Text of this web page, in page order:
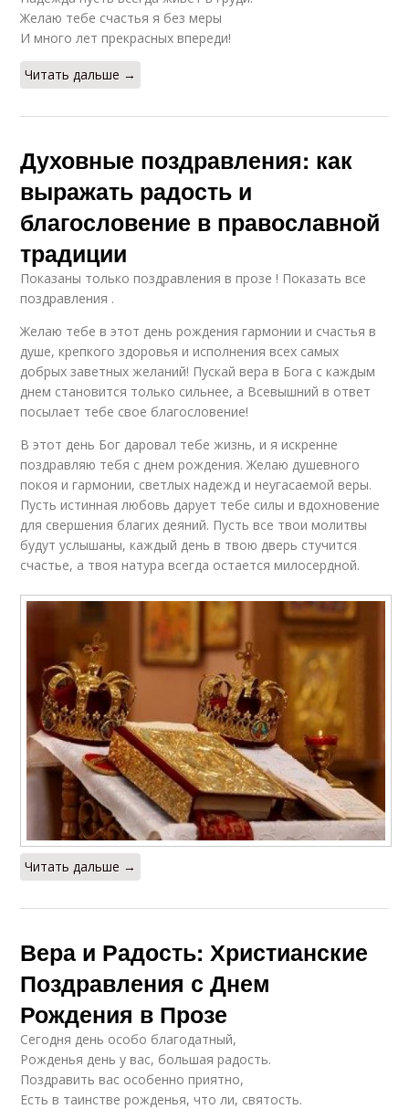
Желаю тебе счастья я без меры
И много лет прекрасных впереди!
Читать дальше →
Духовные поздравления: как
выражать радость и
благословение в православной
традиции
Показаны только поздравления в прозе ! Показать все
поздравления .
Желаю тебе в этот день рождения гармонии и счастья в
душе, крепкого здоровья и исполнения всех самых
добрых заветных желаний! Пускай вера в Бога с каждым
днем становится только сильнее, а Всевышний в ответ
посылает тебе свое благословение!
В этот день Бог даровал тебе жизнь, и я искренне
поздравляю тебя с днем рождения. Желаю душевного
покоя и гармонии, светлых надежд и неугасаемой веры.
Пусть истинная любовь дарует тебе силы и вдохновение
для свершения благих деяний. Пусть все твои молитвы
будут услышаны, каждый день в твою дверь стучится
счастье, а твоя натура всегда остается милосердной.
Читать дальше →
Вера и Радость: Христианские
Поздравления с Днем
Рождения в Прозе
Сегодня день особо благодатный,
Рожденья день у вас, большая радость.
Поздравить вас особенно приятно,
Есть в таинстве рожденья, что ли, святость.